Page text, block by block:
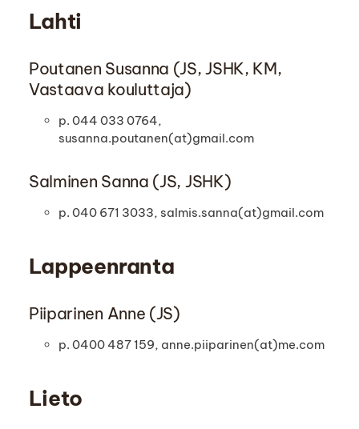
Lahti
Poutanen Susanna (JS, JSHK, KM,
Vastaava kouluttaja)
p. 044 033 0764,
susanna.poutanen(at)gmail.com
Salminen Sanna (JS, JSHK)
p. 040 671 3033, salmis.sanna(at)gmail.com
Lappeenranta
Piiparinen Anne (JS)
p. 0400 487 159, anne.piiparinen(at)me.com
Lieto